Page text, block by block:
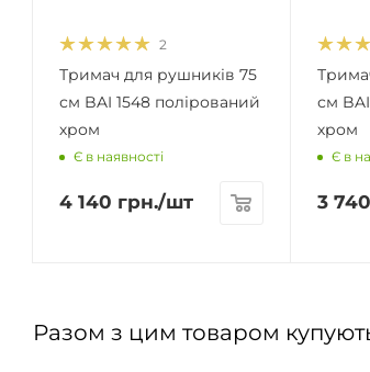
2
Тримач для рушників 75
см BAI 1548 полірований
хром
Є в наявності
4 140 грн./шт
см
хром
Є в
3 740
Разом з цим товаром